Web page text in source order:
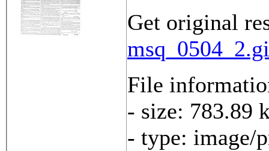
Get original
File
- size: 783.89
- type: image/